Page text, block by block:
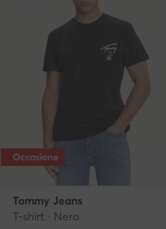
Occasione
Tommy Jeans
T-shirt · Nero